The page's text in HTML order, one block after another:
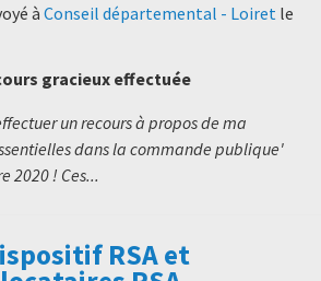
à Conseil départemental - Loiret le
gracieux effectuée
un recours à propos de ma
dans la commande publique'
2020 ! Ces...
RSA et